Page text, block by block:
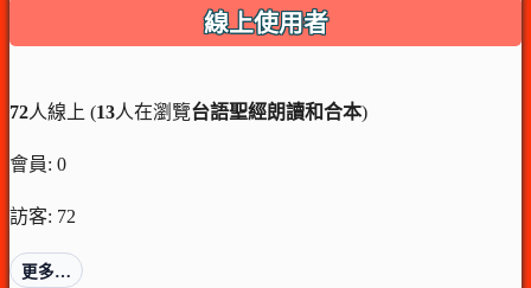
線上使用者
72人線上 (13人在瀏覽台語聖經朗讀和合本)
會員: 0
訪客: 72
更多…